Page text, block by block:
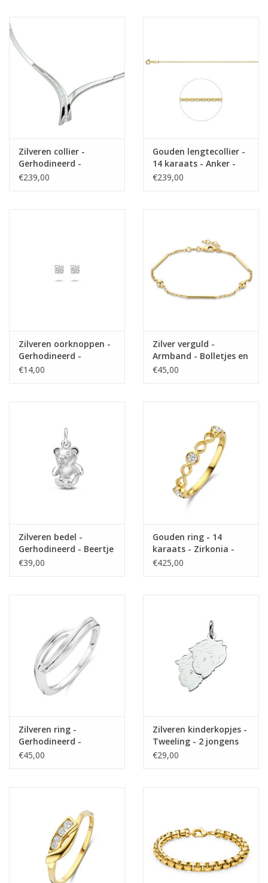
Zilveren collier -
Gerhodineerd -
Zirkonia - 42 cm
€239,00
Gouden lengtecollier -
14 karaats - Anker -
1.0 mm
€239,00
Zilveren oorknoppen -
Gerhodineerd -
Zirkonia - 3 mm
€14,00
Zilver verguld -
Armband - Bolletjes en
balkjes - 17.5+3
€45,00
Zilveren bedel -
Gerhodineerd - Beertje
€39,00
Gouden ring - 14
karaats - Zirkonia -
Maat 18
€425,00
Zilveren ring -
Gerhodineerd -
Mat/glanzend - Maat
€45,00
Zilveren kinderkopjes -
Tweeling - 2 jongens
€29,00